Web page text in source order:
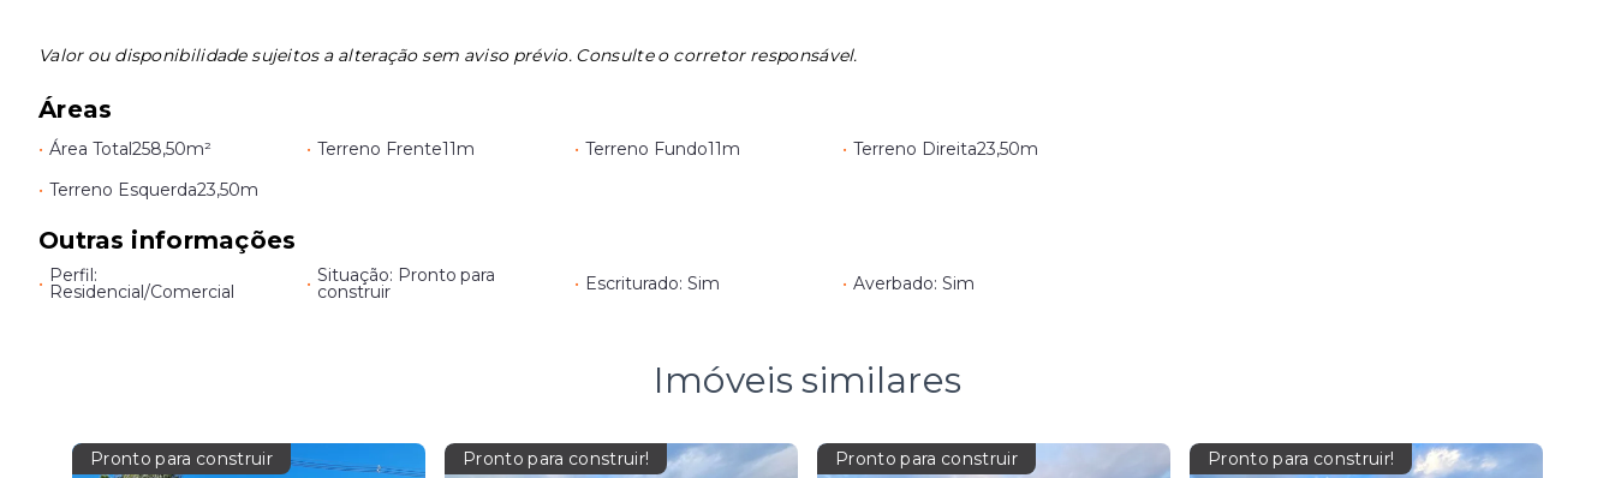
Valor ou disponibilidade sujeitos a alteração sem aviso prévio. Consulte o corretor responsável.
Áreas
• Área Total258,50m² • Terreno Frente11m • Terreno Fundo11m • Terreno Direita23,50m
• Terreno Esquerda23,50m
Outras informações
• Perfil:
Residencial/Comercial • Situação: Pronto para
construir • Escriturado: Sim • Averbado: Sim
Imóveis similares
Pronto para construir Pronto para construir! Pronto para construir Pronto para construir!